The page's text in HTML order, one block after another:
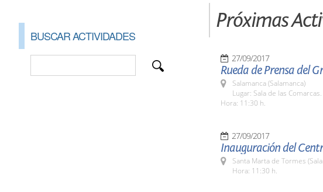
BUSCAR ACTIVIDADES
Próximas
27/09/2017
Rueda de Prensa del
Salamanca (Salamanca)
Lugar: Sala de las
Hora: 11:30 h.
27/09/2017
Inauguración del
Santa Marta de Tormes
Hora: 11:30 h.